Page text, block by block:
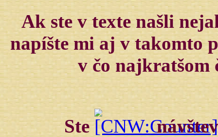
Ak ste v texte našli
napíšte mi aj v takomto
v čo
Ste